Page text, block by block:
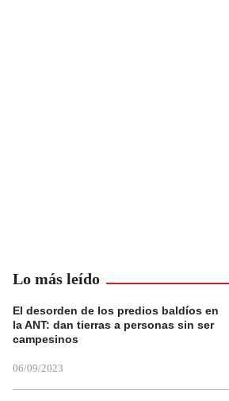
Lo más leído
El desorden de los predios baldíos en
la ANT: dan tierras a personas sin ser
campesinos
06/09/2023